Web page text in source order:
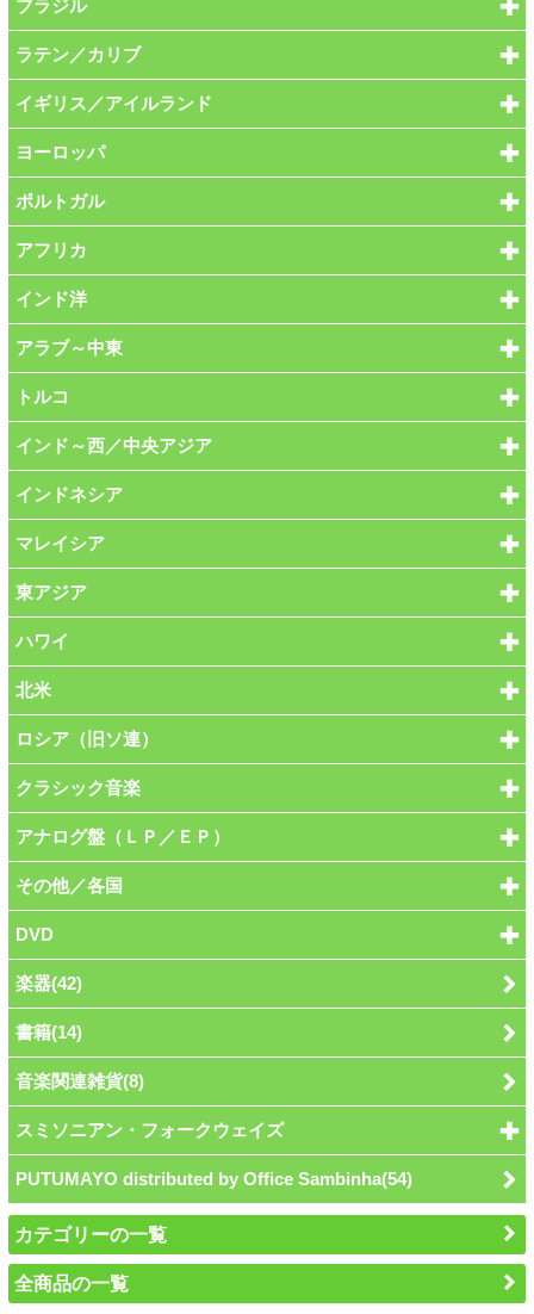
ブラジル
ラテン／カリブ
イギリス／アイルランド
ヨーロッパ
ポルトガル
アフリカ
インド洋
アラブ～中東
トルコ
インド～西／中央アジア
インドネシア
マレイシア
東アジア
ハワイ
北米
ロシア（旧ソ連）
クラシック音楽
アナログ盤（ＬＰ／ＥＰ）
その他／各国
DVD
楽器(42)
書籍(14)
音楽関連雑貨(8)
スミソニアン・フォークウェイズ
PUTUMAYO distributed by Office Sambinha(54)
カテゴリーの一覧
全商品の一覧